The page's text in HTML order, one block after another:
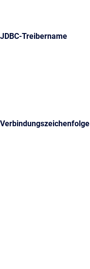
JDBC-Treibername
Verbindungszeichenfolge